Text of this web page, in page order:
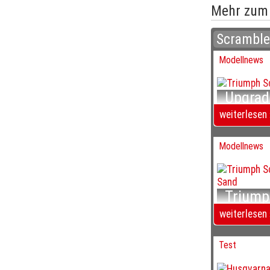
Mehr
Modellnews
Showa
weiterlesen
Modellnews
(Fast)
weiterlesen
Test